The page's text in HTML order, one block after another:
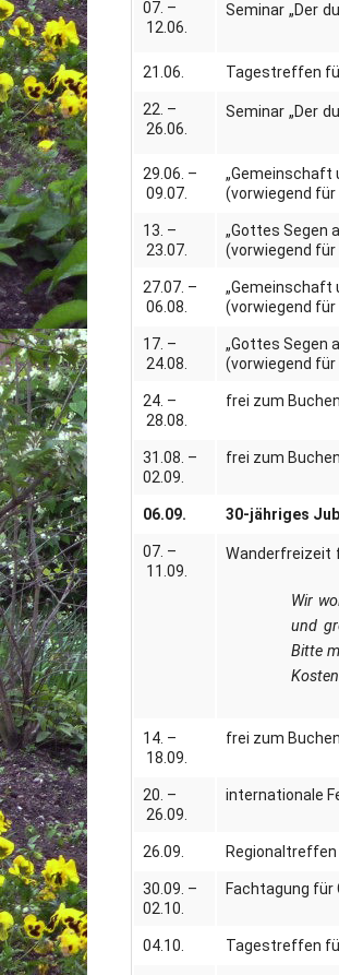
07. –
12.06.
Seminar „Der
21.06. Tagestreffen
22. –
26.06.
Seminar „Der
29.06. –
09.07.
„Gemeinschaft
(vorwiegend
13. –
23.07.
„Gottes Segen
(vorwiegend
27.07. –
06.08.
„Gemeinschaft
(vorwiegend
17. –
24.08.
„Gottes Segen
(vorwiegend
24. –
28.08.
frei zum Buchen
31.08. –
02.09.
frei zum Buchen
06.09. 30-jähriges
07. –
11.09.
Wanderfreizeit
Wir
und
Bitte
14. –
18.09.
frei zum Buchen
20. –
26.09.
internationale
26.09.
30.09. –
02.10.
Fachtagung für
04.10. Tagestreffen